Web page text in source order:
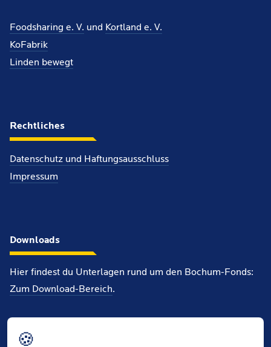
Foodsharing e. V. und Kortland e. V.
KoFabrik
Linden bewegt
Rechtliches
Datenschutz und Haftungsausschluss
Impressum
Downloads
Hier findest du Unterlagen rund um den Bochum-Fonds:
Zum Download-Bereich.
Antragsformular (PDF, 51KB)
🍪